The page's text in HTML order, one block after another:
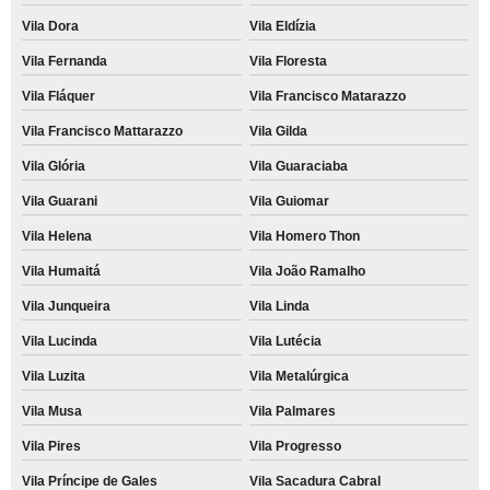
Vila Dora Vila Eldízia
Vila Fernanda Vila Floresta
Vila Fláquer Vila Francisco Matarazzo
Vila Francisco Mattarazzo Vila Gilda
Vila Glória Vila Guaraciaba
Vila Guarani Vila Guiomar
Vila Helena Vila Homero Thon
Vila Humaitá Vila João Ramalho
Vila Junqueira Vila Linda
Vila Lucinda Vila Lutécia
Vila Luzita Vila Metalúrgica
Vila Musa Vila Palmares
Vila Pires Vila Progresso
Vila Príncipe de Gales Vila Sacadura Cabral